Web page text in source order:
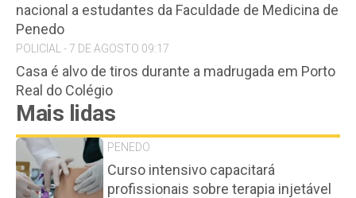
nacional a estudantes da Faculdade de Medicina de
Penedo
POLICIAL - 7 DE AGOSTO 09:17
Casa é alvo de tiros durante a madrugada em Porto
Real do Colégio
Mais lidas
PENEDO
Curso intensivo capacitará
profissionais sobre terapia injetável